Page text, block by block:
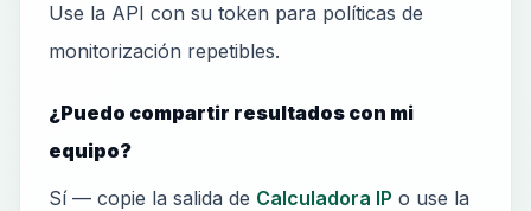
Use la API con su token para políticas de
monitorización repetibles.
¿Puedo compartir resultados con mi
equipo?
Sí — copie la salida de Calculadora IP o use la